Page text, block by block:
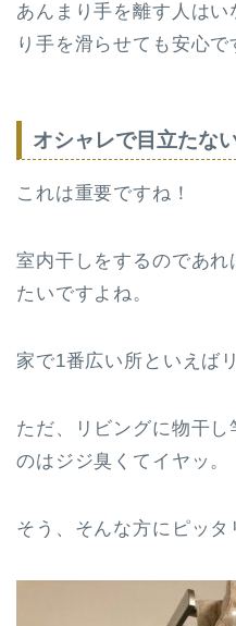
あんまり手を離す人は
り手を滑らせても安心で
オシャレで目立たな
これは重要ですね！
室内干しをするのであ
たいですよね。
家で1番広い所といえば
ただ、リビングに物干し
のはジジ臭くてイヤッ。
そう、そんな方にピッタ